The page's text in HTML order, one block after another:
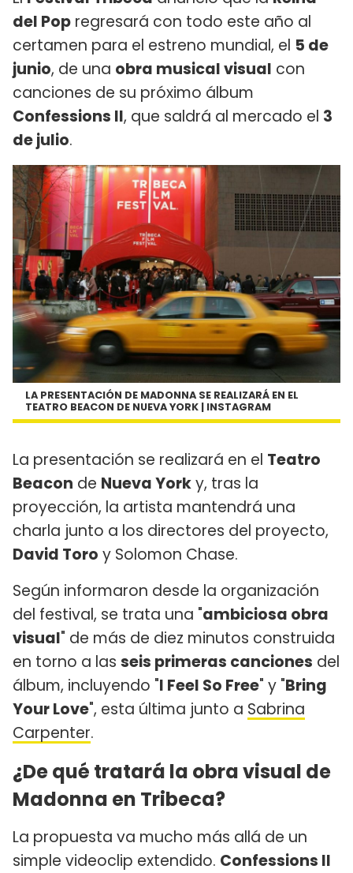
del Pop regresará con todo este año al
certamen para el estreno mundial, el 5 de
junio, de una obra musical visual con
canciones de su próximo álbum
Confessions II, que saldrá al mercado el 3
de julio.
LA PRESENTACIÓN DE MADONNA SE REALIZARÁ EN EL
TEATRO BEACON DE NUEVA YORK | INSTAGRAM
La presentación se realizará en el Teatro
Beacon de Nueva Yorky, tras la
proyección, la artista mantendrá una
charla junto a los directores del proyecto,
David Toro y Solomon Chase.
Según informaron desde la organización
del festival, se trata una "ambiciosa obra
visual" de más de diez minutos construida
en torno a las seis primeras canciones del
álbum, incluyendo "I Feel So Free" y "Bring
Your Love", esta última junto a Sabrina
Carpenter.
¿De qué tratará la obra visual de
Madonna en Tribeca?
La propuesta va mucho más allá de un
simple videoclip extendido. Confessions II